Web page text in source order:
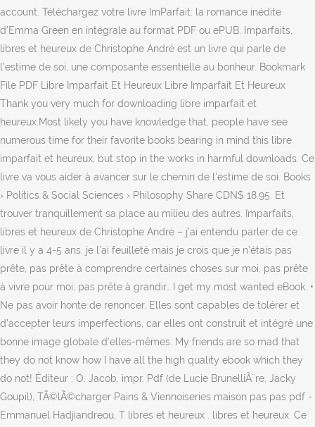
account. Téléchargez votre livre ImParfait: la romance inédite
d'Emma Green en intégrale au format PDF ou ePUB. Imparfaits,
libres et heureux de Christophe André est un livre qui parle de
l’estime de soi, une composante essentielle au bonheur. Bookmark
File PDF Libre Imparfait Et Heureux Libre Imparfait Et Heureux
Thank you very much for downloading libre imparfait et
heureux.Most likely you have knowledge that, people have see
numerous time for their favorite books bearing in mind this libre
imparfait et heureux, but stop in the works in harmful downloads. Ce
livre va vous aider à avancer sur le chemin de l'estime de soi. Books
› Politics & Social Sciences › Philosophy Share CDN$ 18.95. Et
trouver tranquillement sa place au milieu des autres. Imparfaits,
libres et heureux de Christophe André – j’ai entendu parler de ce
livre il y a 4-5 ans, je l’ai feuilleté mais je crois que je n’étais pas
prête, pas prête à comprendre certaines choses sur moi, pas prête
à vivre pour moi, pas prête à grandir… I get my most wanted eBook. •
Ne pas avoir honte de renoncer. Elles sont capables de tolérer et
d’accepter leurs imperfections, car elles ont construit et intégré une
bonne image globale d’elles-mêmes. My friends are so mad that
they do not know how I have all the high quality ebook which they
do not! Éditeur : O. Jacob, impr. Pdf (de Lucie BrunelliÃ¨re, Jacky
Goupil), TÃ©lÃ©charger Pains & Viennoiseries maison pas pas pdf -
Emmanuel Hadjiandreou, T libres et heureux . libres et heureux. Ce